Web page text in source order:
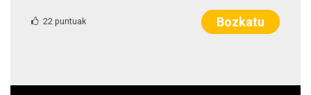
22 puntuak Bozkatu